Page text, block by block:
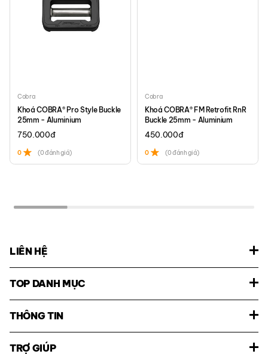
Cobra
Khoá COBRA® Pro Style Buckle
25mm - Aluminium
750.000đ
0 (0 đánh giá)
Cobra
Khoá COBRA® FM Retrofit RnR
Buckle 25mm - Aluminium
450.000đ
0 (0 đánh giá)
LIÊN HỆ
TOP DANH MỤC
THÔNG TIN
TRỢ GIÚP